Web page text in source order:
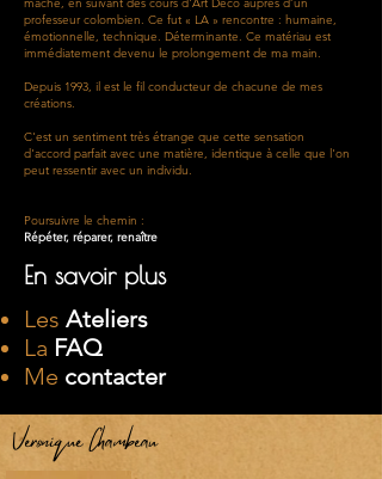
professeur colombien. Ce fut « LA » rencontre : humaine,
émotionnelle, technique. Déterminante. Ce matériau est
immédiatement devenu le prolongement de ma main.
Depuis 1993, il est le fil conducteur de chacune de mes
créations.
C'est un sentiment très étrange que cette sensation
d'accord parfait avec une matière, identique à celle que l'on
peut ressentir avec un individu.
Poursuivre le chemin :
Répéter, réparer, renaître
En savoir plus
Les Ateliers
La FAQ
Me contacter
Véronique Chambeau